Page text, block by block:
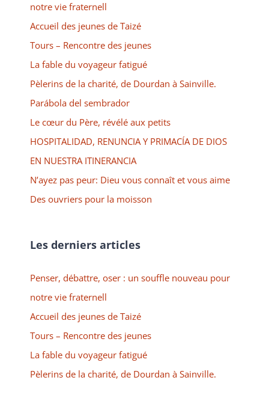
notre vie fraternell
Accueil des jeunes de Taizé
Tours – Rencontre des jeunes
La fable du voyageur fatigué
Pèlerins de la charité, de Dourdan à Sainville.
Parábola del sembrador
Le cœur du Père, révélé aux petits
HOSPITALIDAD, RENUNCIA Y PRIMACÍA DE DIOS
EN NUESTRA ITINERANCIA
N’ayez pas peur: Dieu vous connaît et vous aime
Des ouvriers pour la moisson
Les derniers articles
Penser, débattre, oser : un souffle nouveau pour
notre vie fraternell
Accueil des jeunes de Taizé
Tours – Rencontre des jeunes
La fable du voyageur fatigué
Pèlerins de la charité, de Dourdan à Sainville.